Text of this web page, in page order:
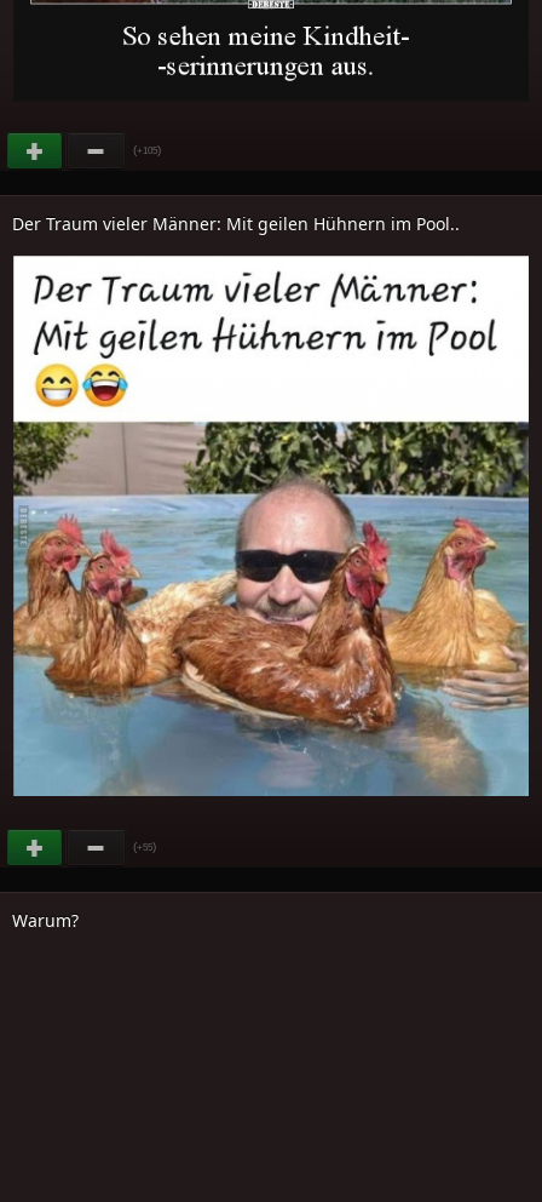
(+105)
Der Traum vieler Männer: Mit geilen Hühnern im Pool..
(+55)
Warum?